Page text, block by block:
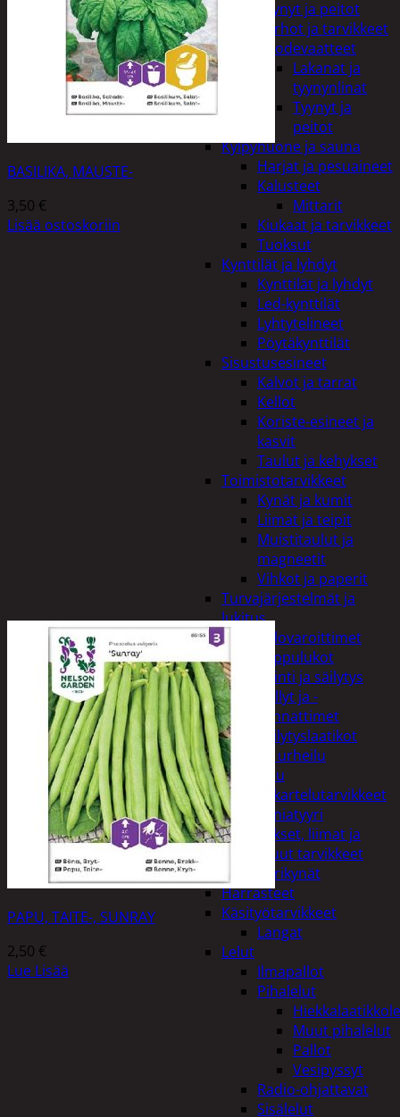
Tyynyt ja peitot
Verhot ja tarvikkeet
Vuodevaatteet
Lakanat ja
tyynynlinat
Tyynyt ja
peitot
Kylpyhuone ja sauna
Harjat ja pesuaineet
Kalusteet
Mittarit
Kiukaat ja tarvikkeet
Tuoksut
Kynttilät ja lyhdyt
Kynttilät ja lyhdyt
Led-kynttilät
Lyhtytelineet
Pöytäkynttilät
Sisustusesineet
Kalvot ja tarrat
Kellot
Koriste-esineet ja
kasvit
Taulut ja kehykset
Toimistotarvikkeet
Kynät ja kumit
Liimat ja teipit
Muistitaulut ja
magneetit
Vihkot ja paperit
Turvajärjestelmät ja
lukitus
Palovaroittimet
Riippulukot
Varastointi ja säilytys
Hyllyt ja -
kannattimet
Säilytyslaatikot
Vapaa-aika ja urheilu
Askartelu
Askartelutarvikkeet
Miniatyyri
Sakset, liimat ja
muut tarvikkeet
Värikynät
Harrasteet
Käsityötarvikkeet
Langat
Lelut
Ilmapallot
Pihalelut
Muut pihalelut
Pallot
Vesipyssyt
Radio-ohjattavat
Sisälelut
BASILIKA, MAUSTE-
3,50 €
Lisää ostoskoriin
PAPU, TAITE-, SUNRAY
2,50 €
Lue Lisää